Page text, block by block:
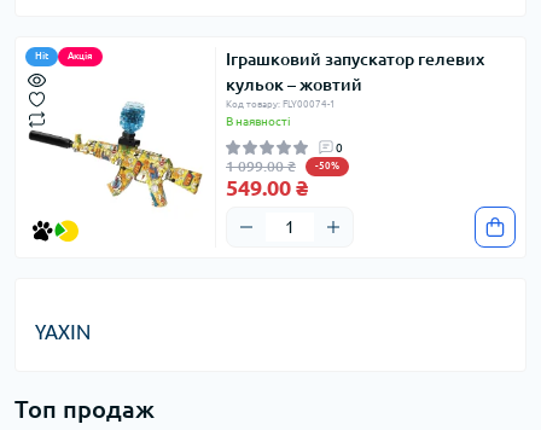
Hit Акція
Іграшковий запускатор гелевих
кульок – жовтий
Код товару: FLY00074-1
В наявності
0
1 099.00 ₴ -50%
549.00 ₴
YAXIN
Топ продаж